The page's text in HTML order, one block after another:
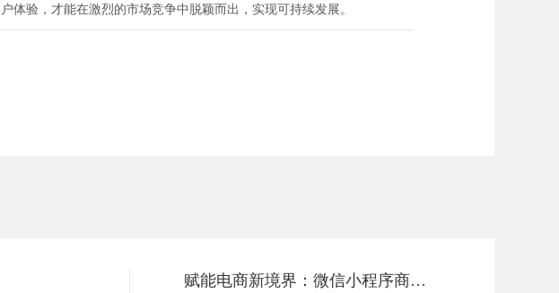
验，才能在激烈的市场竞争中脱颖而出，实现可持续发展。
赋能电商新境界：微信小程序商城，一键开启流量盛宴